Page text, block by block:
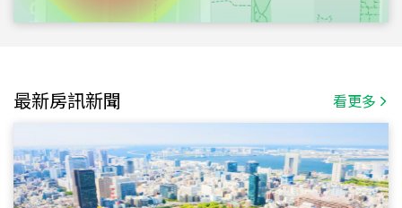
最新房訊新聞 看更多